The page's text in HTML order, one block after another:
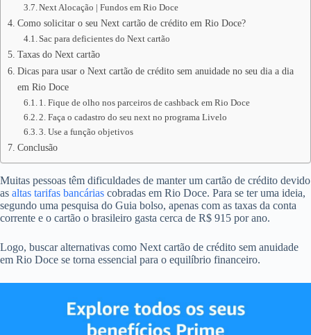
Next Alocação | Fundos em Rio Doce
Como solicitar o seu Next cartão de crédito em Rio Doce?
Sac para deficientes do Next cartão
Taxas do Next cartão
Dicas para usar o Next cartão de crédito sem anuidade no seu dia a dia
em Rio Doce
1. Fique de olho nos parceiros de cashback em Rio Doce
2. Faça o cadastro do seu next no programa Livelo
3. Use a função objetivos
Conclusão
Muitas pessoas têm dificuldades de manter um cartão de crédito devido
as altas tarifas bancárias cobradas em Rio Doce. Para se ter uma ideia,
segundo uma pesquisa do Guia bolso, apenas com as taxas da conta
corrente e o cartão o brasileiro gasta cerca de R$ 915 por ano.
Logo, buscar alternativas como Next cartão de crédito sem anuidade
em Rio Doce se torna essencial para o equilíbrio financeiro.